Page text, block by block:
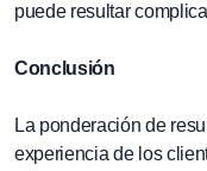
puede resultar
Conclusión
La ponderación de
experiencia de los